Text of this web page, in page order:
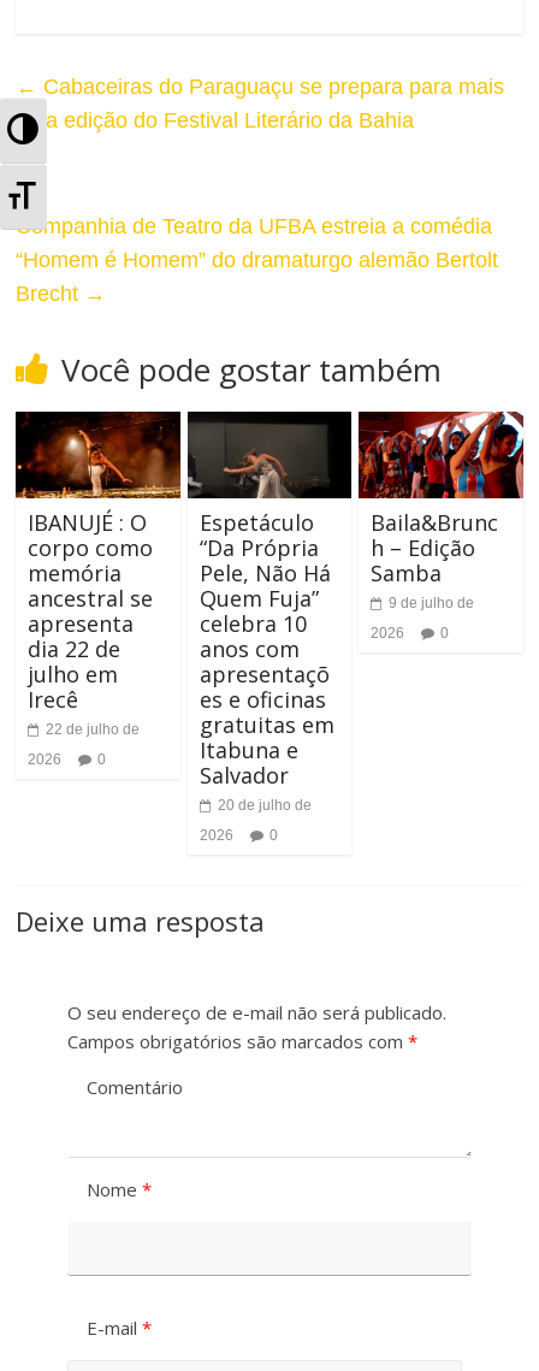
A
t
e
n
a
r
C
A
r
n
a
m
d
← Cabaceiras do Paraguaçu se prepara para mais
uma edição do Festival Literário da Bahia
Companhia de Teatro da UFBA estreia a comédia
“Homem é Homem” do dramaturgo alemão Bertolt
Brecht →
Você pode gostar também
IBANUJÉ : O
corpo como
memória
ancestral se
apresenta
dia 22 de
julho em
Irecê
22 de julho de
2026
0
Espetáculo
“Da Própria
Pele, Não Há
Quem Fuja”
celebra 10
anos com
apresentaçõ
es e oficinas
gratuitas em
Itabuna e
Salvador
20 de julho de
2026
0
Baila&Brunc
h – Edição
Samba
9 de julho de
2026
0
Deixe uma resposta
O seu endereço de e-mail não será publicado.
Campos obrigatórios são marcados com *
Comentário
Nome *
E-mail *